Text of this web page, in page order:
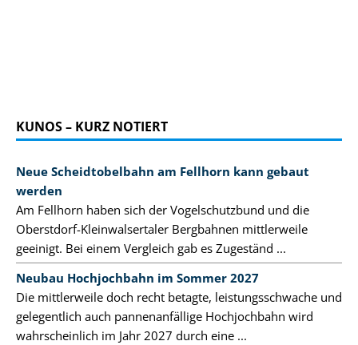
KUNOS – KURZ NOTIERT
Neue Scheidtobelbahn am Fellhorn kann gebaut
werden
Am Fellhorn haben sich der Vogelschutzbund und die
Oberstdorf-Kleinwalsertaler Bergbahnen mittlerweile
geeinigt. Bei einem Vergleich gab es Zugeständ ...
Neubau Hochjochbahn im Sommer 2027
Die mittlerweile doch recht betagte, leistungsschwache und
gelegentlich auch pannenanfällige Hochjochbahn wird
wahrscheinlich im Jahr 2027 durch eine ...